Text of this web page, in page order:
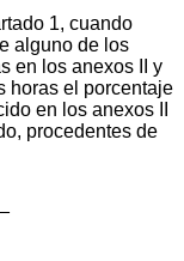
1, cuando
alguno de los
en los anexos II y
horas el porcentaje
en los anexos II
procedentes de